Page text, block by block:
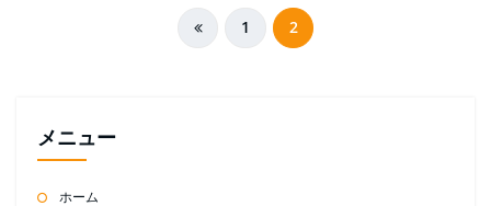
ー
1 2
メニュー
ホーム